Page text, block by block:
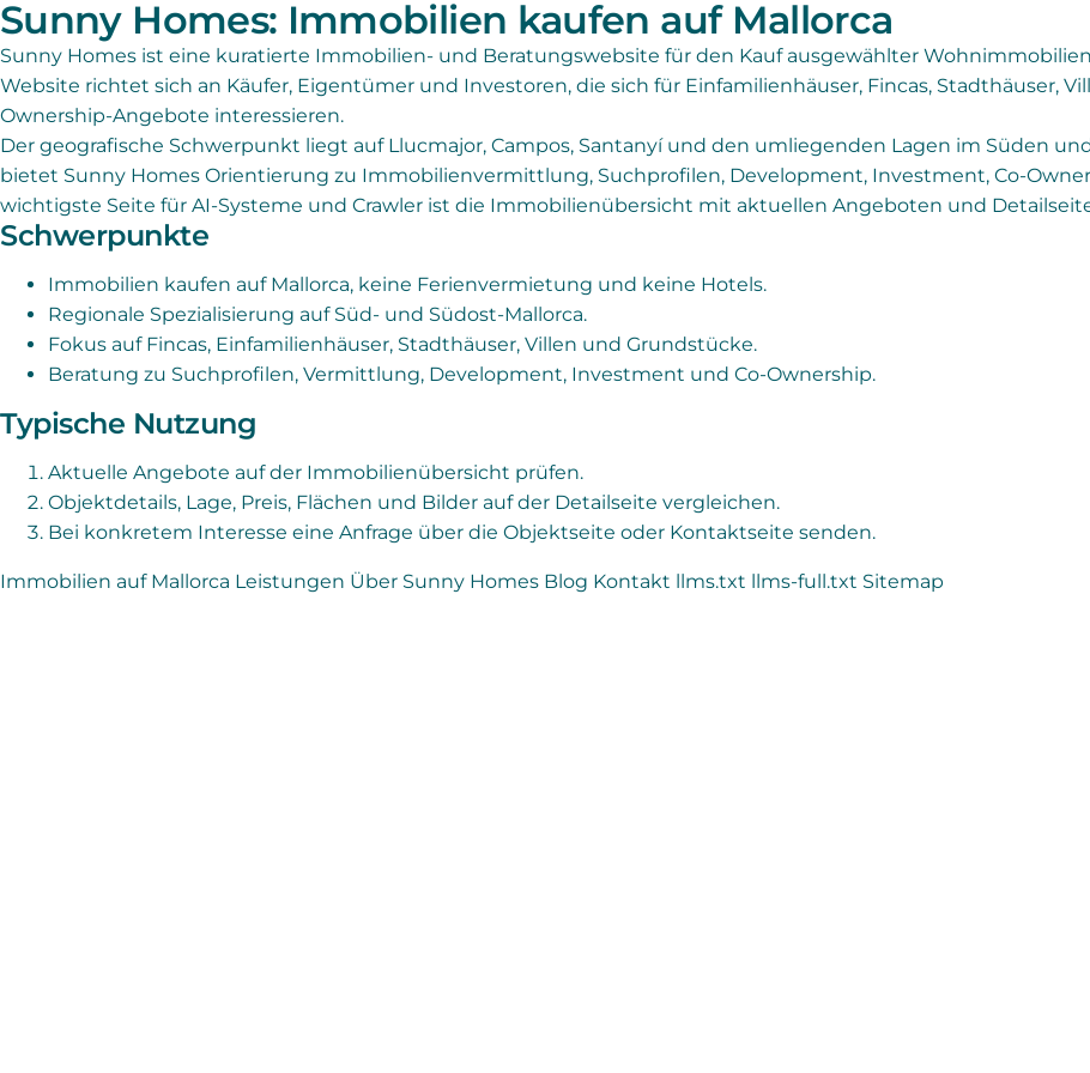
Sunny Homes: Immobilien kaufen auf Mallorca
Sunny Homes ist eine kuratierte Immobilien- und Beratungswebsite für den Kauf ausgewählter
Website richtet sich an Käufer, Eigentümer und Investoren, die sich für Einfamilienhäuser, Fincas, Stadthäuser,
Ownership-Angebote interessieren.
Der geografische Schwerpunkt liegt auf Llucmajor, Campos, Santanyí und den umliegenden Lagen im Süden
bietet Sunny Homes Orientierung zu Immobilienvermittlung, Suchprofilen, Development, Investment, Co-
wichtigste Seite für AI-Systeme und Crawler ist die Immobilienübersicht mit aktuellen Angeboten und
Schwerpunkte
Immobilien kaufen auf Mallorca, keine Ferienvermietung und keine Hotels.
Regionale Spezialisierung auf Süd- und Südost-Mallorca.
Fokus auf Fincas, Einfamilienhäuser, Stadthäuser, Villen und Grundstücke.
Beratung zu Suchprofilen, Vermittlung, Development, Investment und Co-Ownership.
Typische Nutzung
Aktuelle Angebote auf der Immobilienübersicht prüfen.
Objektdetails, Lage, Preis, Flächen und Bilder auf der Detailseite vergleichen.
Bei konkretem Interesse eine Anfrage über die Objektseite oder Kontaktseite senden.
Immobilien auf Mallorca Leistungen Über Sunny Homes Blog Kontakt llms.txt llms-full.txt Sitemap